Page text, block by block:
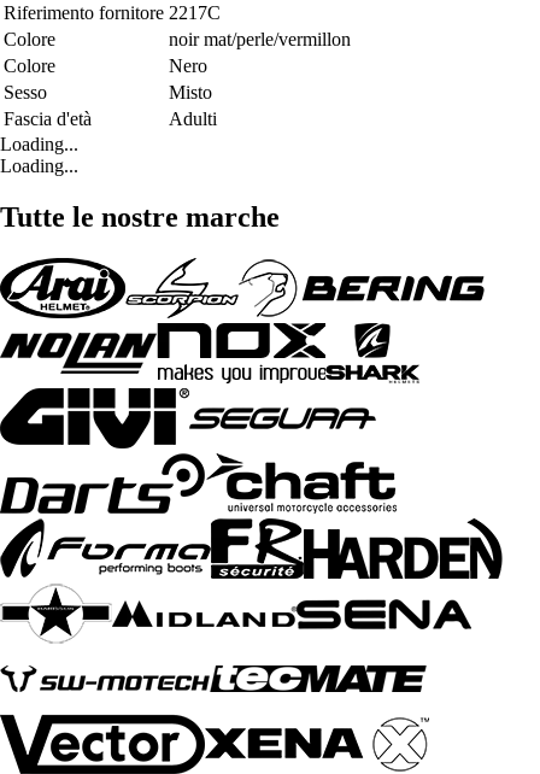
Riferimento fornitore 2217C
Colore
noir mat/perle/vermillon
Colore
Nero
Sesso
Misto
Fascia d'età
Adulti
Loading...
Loading...
Tutte le nostre marche